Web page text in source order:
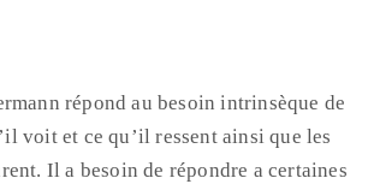
répond au besoin intrinsèque de
voit et ce qu’il ressent ainsi que les
Il a besoin de répondre a certaines